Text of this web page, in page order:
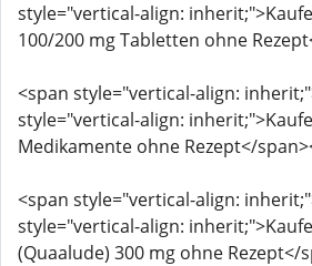
style="vertical-align:
100/200 mg Tabletten ohne
<span style="vertical-align:
style="vertical-align:
Medikamente ohne Rezept</
<span style="vertical-align:
style="vertical-align:
(Quaalude) 300 mg ohne Rezept</